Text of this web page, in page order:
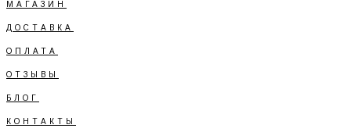
МАГАЗИН
ДОСТАВКА
ОПЛАТА
ОТЗЫВЫ
БЛОГ
КОНТАКТЫ